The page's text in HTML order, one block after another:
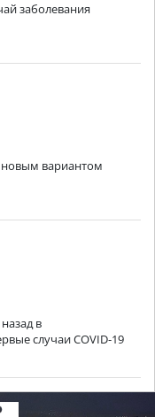
заболевания
новым вариантом
в
случаи COVID-19